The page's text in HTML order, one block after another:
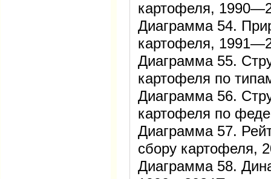
картофеля,
Диаграмма 54.
картофеля,
Диаграмма 55.
картофеля по
Диаграмма 56.
картофеля по
Диаграмма 57.
сбору картофеля,
Диаграмма 58.